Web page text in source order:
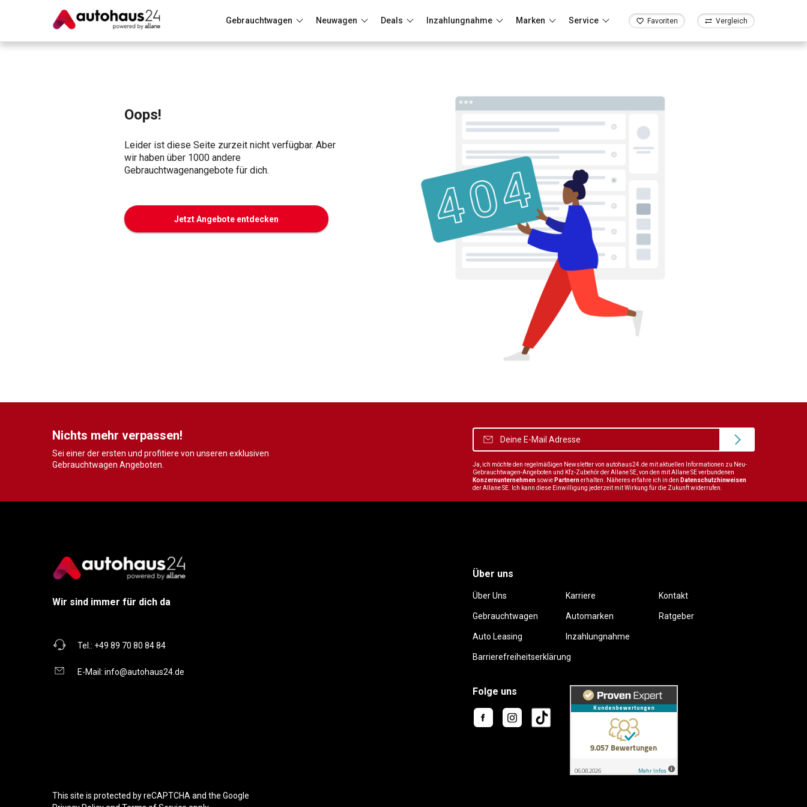
Gebrauchtwagen Neuwagen Deals Inzahlungnahme Marken Service Favoriten Vergleich
Oops!
Leider ist diese Seite zurzeit nicht verfügbar. Aber
wir haben über 1000 andere
Gebrauchtwagenangebote für dich.
Jetzt Angebote entdecken
Nichts mehr verpassen!
Sei einer der ersten und profitiere von unseren exklusiven
Gebrauchtwagen Angeboten.
Ja, ich möchte den regelmäßigen Newsletter von autohaus24.de mit aktuellen Informationen zu Neu-
Gebrauchtwagen-Angeboten und Kfz-Zubehör der Allane SE, von den mit Allane SE verbundenen
Konzernunternehmen sowie Partnernerhalten. Näheres erfahre ich in den Datenschutzhinweisen
der Allane SE. Ich kann diese Einwilligung jederzeit mit Wirkung für die Zukunft widerrufen.
Wir sind immer für dich da
Tel.: +49 89 70 80 84 84
E-Mail: info@autohaus24.de
Über uns
Über Uns Karriere Kontakt
Gebrauchtwagen Automarken Ratgeber
Auto Leasing Inzahlungnahme
Barrierefreiheitserklärung
Folge uns
This site is protected by reCAPTCHA and the Google